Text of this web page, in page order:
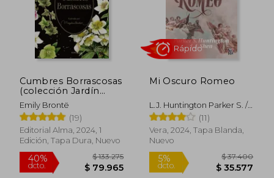
10%
dcto.
$ 51.200
$ 46.080
40%
dcto.
Cumbres Borrascosas
(colección Jardín
Secreto)
Emily Brontë
(19)
Editorial Alma, 2024, 1
Edición, Tapa Dura, Nuevo
Mi Oscuro Romeo
L.J. Huntington Parker S. /
Shen
(11)
Vera, 2024, Tapa Blanda,
Nuevo